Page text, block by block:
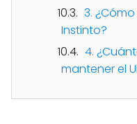
3.
Instinto?
4.
mantener el